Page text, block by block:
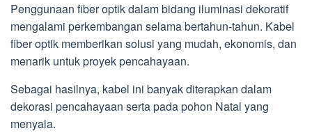
Penggunaan fiber optik dalam bidang iluminasi dekoratif
mengalami perkembangan selama bertahun-tahun. Kabel
fiber optik memberikan solusi yang mudah, ekonomis, dan
menarik untuk proyek pencahayaan.
Sebagai hasilnya, kabel ini banyak diterapkan dalam
dekorasi pencahayaan serta pada pohon Natal yang
menyala.